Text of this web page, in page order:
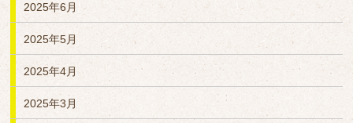
2025年6月
2025年5月
2025年4月
2025年3月